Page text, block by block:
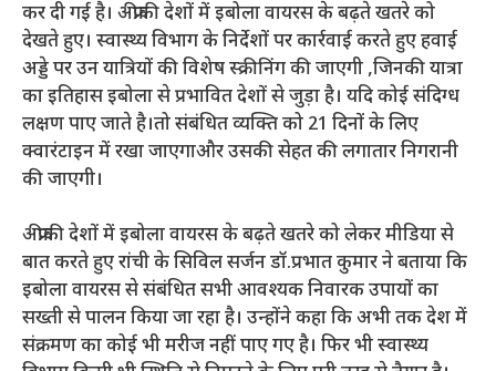
कर दी गई है। अफ्रीकी देशों में इबोला वायरस के बढ़ते खतरे को
देखते हुए। स्वास्थ्य विभाग के निर्देशों पर कार्रवाई करते हुए हवाई
अड्डे पर उन यात्रियों की विशेष स्क्रीनिंग की जाएगी ,जिनकी यात्रा
का इतिहास इबोला से प्रभावित देशों से जुड़ा है। यदि कोई संदिग्ध
लक्षण पाए जाते है।तो संबंधित व्यक्ति को 21 दिनों के लिए
क्वारंटाइन में रखा जाएगाऔर उसकी सेहत की लगातार निगरानी
की जाएगी।
अफ्रीकी देशों में इबोला वायरस के बढ़ते खतरे को लेकर मीडिया से
बात करते हुए रांची के सिविल सर्जन डॉ.प्रभात कुमार ने बताया कि
इबोला वायरस से संबंधित सभी आवश्यक निवारक उपायों का
सख्ती से पालन किया जा रहा है। उन्होंने कहा कि अभी तक देश में
संक्रमण का कोई भी मरीज नहीं पाए गए है। फिर भी स्वास्थ्य